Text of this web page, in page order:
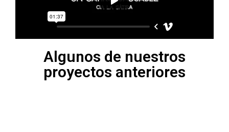
Algunos de nuestros
proyectos anteriores